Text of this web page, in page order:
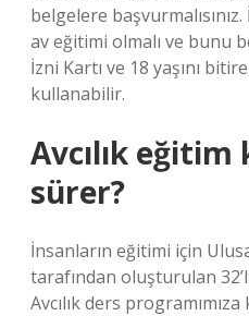
belgelere
av eğitimi olmalı ve bunu
İzni Kartı ve 18 yaşını
kullanabilir.
Avcılık
sürer?
İnsanların eğitimi için
tarafından oluşturulan
Avcılık ders